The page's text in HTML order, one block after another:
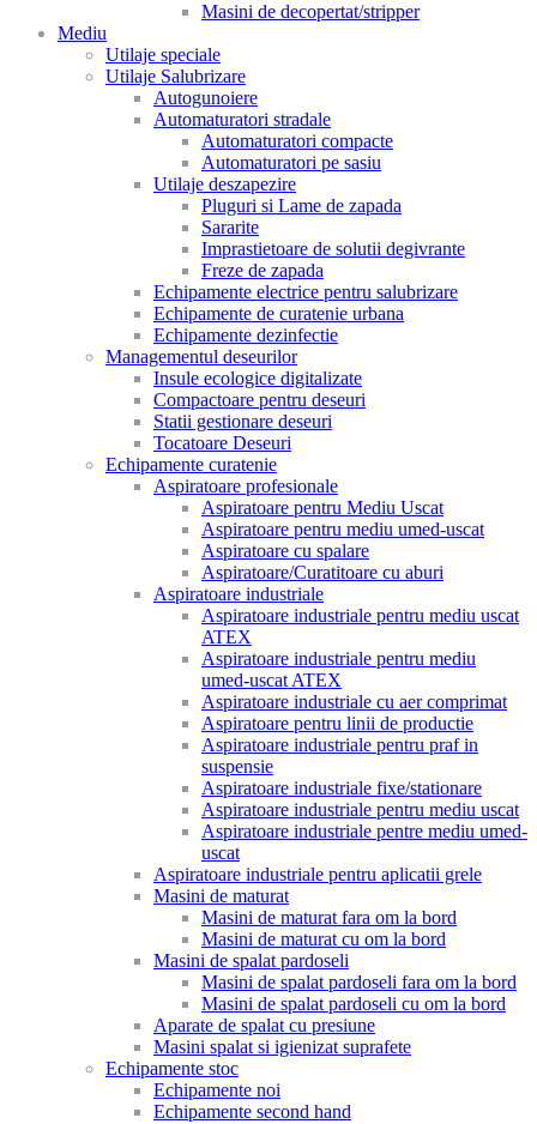
Masini de decopertat/stripper
Mediu
Utilaje speciale
Utilaje Salubrizare
Autogunoiere
Automaturatori stradale
Automaturatori compacte
Automaturatori pe sasiu
Utilaje deszapezire
Pluguri si Lame de zapada
Sararite
Imprastietoare de solutii degivrante
Freze de zapada
Echipamente electrice pentru salubrizare
Echipamente de curatenie urbana
Echipamente dezinfectie
Managementul deseurilor
Insule ecologice digitalizate
Compactoare pentru deseuri
Statii gestionare deseuri
Tocatoare Deseuri
Echipamente curatenie
Aspiratoare profesionale
Aspiratoare pentru Mediu Uscat
Aspiratoare pentru mediu umed-uscat
Aspiratoare cu spalare
Aspiratoare/Curatitoare cu aburi
Aspiratoare industriale
Aspiratoare industriale pentru mediu uscat
ATEX
Aspiratoare industriale pentru mediu
umed-uscat ATEX
Aspiratoare industriale cu aer comprimat
Aspiratoare pentru linii de productie
Aspiratoare industriale pentru praf in
suspensie
Aspiratoare industriale fixe/stationare
Aspiratoare industriale pentru mediu uscat
Aspiratoare industriale pentre mediu umed-
uscat
Aspiratoare industriale pentru aplicatii grele
Masini de maturat
Masini de maturat fara om la bord
Masini de maturat cu om la bord
Masini de spalat pardoseli
Masini de spalat pardoseli fara om la bord
Masini de spalat pardoseli cu om la bord
Aparate de spalat cu presiune
Masini spalat si igienizat suprafete
Echipamente stoc
Echipamente noi
Echipamente second hand